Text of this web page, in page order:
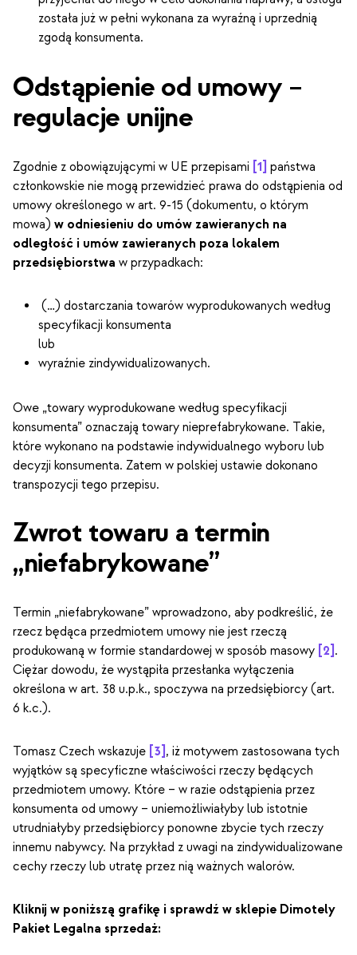
została już w pełni wykonana za wyraźną i uprzednią
zgodą konsumenta.
Odstąpienie od umowy –
regulacje unijne
Zgodnie z obowiązującymi w UE przepisami [1] państwa
członkowskie nie mogą przewidzieć prawa do odstąpienia od
umowy określonego w art. 9-15 (dokumentu, o którym
mowa) w odniesieniu do umów zawieranych na
odległość i umów zawieranych poza lokalem
przedsiębiorstwa w przypadkach:
(…) dostarczania towarów wyprodukowanych według
specyfikacji konsumenta
lub
wyraźnie zindywidualizowanych.
Owe „towary wyprodukowane według specyfikacji
konsumenta” oznaczają towary nieprefabrykowane. Takie,
które wykonano na podstawie indywidualnego wyboru lub
decyzji konsumenta. Zatem w polskiej ustawie dokonano
transpozycji tego przepisu.
Zwrot towaru a termin
„niefabrykowane”
Termin „niefabrykowane” wprowadzono, aby podkreślić, że
rzecz będąca przedmiotem umowy nie jest rzeczą
produkowaną w formie standardowej w sposób masowy [2] .
Ciężar dowodu, że wystąpiła przesłanka wyłączenia
określona w art. 38 u.p.k., spoczywa na przedsiębiorcy (art.
6 k.c.).
Tomasz Czech wskazuje [3] , iż motywem zastosowana tych
wyjątków są specyficzne właściwości rzeczy będących
przedmiotem umowy. Które – w razie odstąpienia przez
konsumenta od umowy – uniemożliwiałyby lub istotnie
utrudniałyby przedsiębiorcy ponowne zbycie tych rzeczy
innemu nabywcy. Na przykład z uwagi na zindywidualizowane
cechy rzeczy lub utratę przez nią ważnych walorów.
Kliknij w poniższą grafikę i sprawdź w sklepie Dimotely
Pakiet Legalna sprzedaż: